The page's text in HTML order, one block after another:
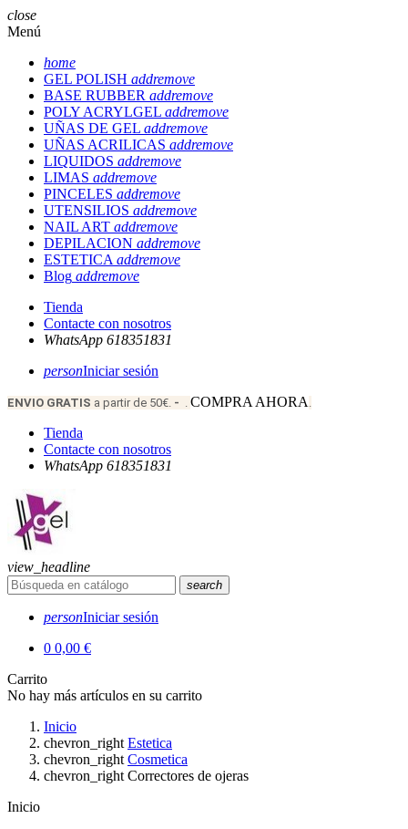
close
Menú
home
GEL POLISH addremove
BASE RUBBER addremove
POLY ACRYLGEL addremove
UÑAS DE GEL addremove
UÑAS ACRILICAS addremove
LIQUIDOS addremove
LIMAS addremove
PINCELES addremove
UTENSILIOS addremove
NAIL ART addremove
DEPILACION addremove
ESTETICA addremove
Blog addremove
Tienda
Contacte con nosotros
WhatsApp 618351831
personIniciar sesión
ENVIO GRATIS a partir de 50€. - . COMPRA AHORA .
Tienda
Contacte con nosotros
WhatsApp 618351831
view_headline
search
personIniciar sesión
0 0,00 €
Carrito
No hay más artículos en su carrito
Inicio
chevron_right Estetica
chevron_right Cosmetica
chevron_right Correctores de ojeras
Inicio